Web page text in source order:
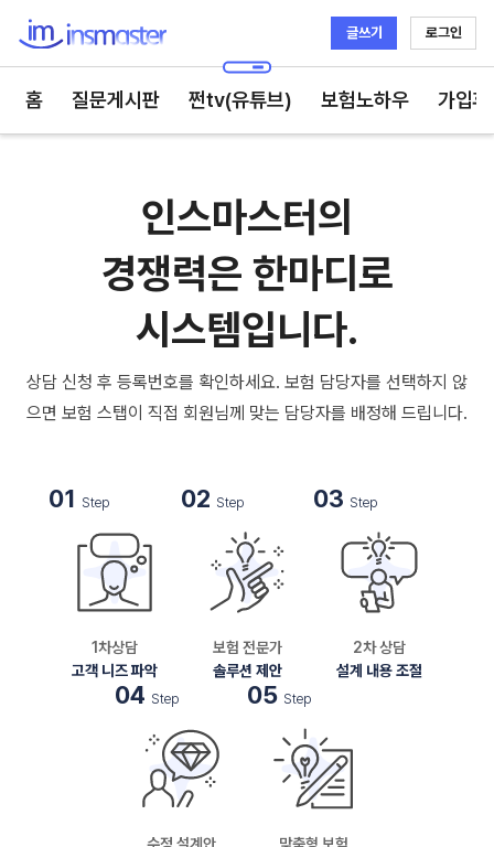
글쓰기 로그인
홈 질문게시판 쩐tv(유튜브) 보험노하우 가입
인스마스터의
경쟁력은 한마디로
시스템입니다.
상담 신청 후 등록번호를 확인하세요. 보험 담당자를 선택하지 않
으면 보험 스탭이 직접 회원님께 맞는 담당자를 배정해 드립니다.
01 Step
1차상담
고객 니즈 파악
02 Step
보험 전문가
솔루션 제안
03 Step
2차 상담
설계 내용 조절
04 Step 05 Step